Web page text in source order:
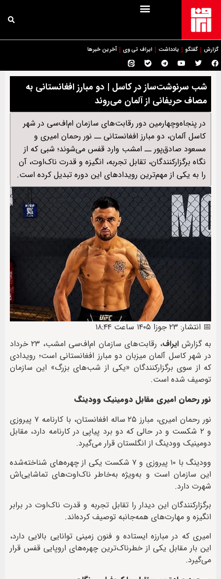
گزارش گفتگو یادداشت ایراف تی وی آخرین خبرها
شب سرنوشت‌ساز در کاسل | دو مبارز افغانستانی به
مصاف حریفانی از آلمان می‌روند
در پنجاه‌وچهارمین دور رقابت‌های سازمان ام‌اف‌سی در شهر
کاسل آلمان، دو مبارز افغانستانی ــ نور رحمان امیری و
مسعود صادق‌پور ــ امشب وارد قفس می‌شوند؛ شبی که از
نگاه برگزارکنندگان، تقابل تجربه، انگیزه و قدرت ناک‌اوت، آن
را به یکی از مهم‌ترین رویدادهای این دوره تبدیل کرده است.
📅 انتشار: ۲۳ جوزا ۱۴۰۵ ساعت ۱۸:۴۴
به گزارش ایراف
، رقابت‌های سازمان ام‌اف‌سی امشب، ۲۳ خرداد
در شهر کاسل آلمان میزبان دو مبارز افغانستانی است؛ رویدادی
که از سوی برگزارکنندگان «یکی از شب‌های بزرگ» این سازمان
توصیف شده است.
نور رحمان امیری مقابل دومینیک وودینگ
نور رحمان امیری، مبارز ۲۵ ساله افغانستان، با کارنامه ۷ پیروزی
و ۲ شکست و در حالی که دو برد پیاپی در کارنامه دارد، مقابل
دومینیک وودینگ از انگلستان قرار می‌گیرد.
وودینگ با ۱۰ پیروزی و ۷ شکست یکی از چهره‌های شناخته‌شده
این سازمان است و به‌ویژه به‌خاطر ناک‌اوت‌های تماشایی‌اش
شهرت دارد.
برگزارکنندگان این دیدار را تقابل تجربه و قدرت ناک‌اوت در برابر
انگیزه و مهارت‌های همه‌جانبه توصیف کرده‌اند.
امیری که در مبارزه ایستاده و فنون زمینی توانایی بالایی دارد،
این بار مقابل یکی از خطرناک‌ترین چهره‌های اروپایی قفس قرار
می‌گیرد.